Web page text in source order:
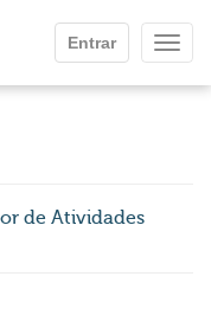
Entrar
de Atividades